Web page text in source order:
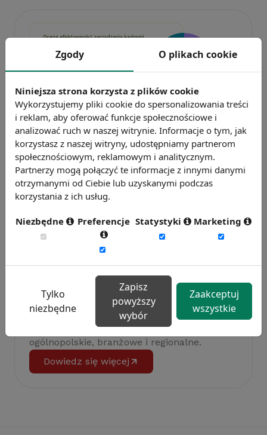
Badanie wskaźnikiHR 2026
Zmierz 59 wskaźników efektywności
personalnej, w tym absencję, fluktuację i
efektywność pracy.
Weź udział w badaniu
Badanie satysfakcji w Twojej firmie
13 wymiarów oceny, aktualne benchmarki
ogólnopolskie, branżowe i regionalne.
Dowiedz się więcej
Zgody O plikach cookie
Niniejsza strona korzysta z plików cookie
Wykorzystujemy pliki cookie do spersonalizowania treści
i reklam, aby oferować funkcje społecznościowe i
analizować ruch w naszej witrynie. Informacje o tym, jak
korzystasz z naszej witryny, udostępniamy partnerom
społecznościowym, reklamowym i analitycznym.
Partnerzy mogą połączyć te informacje z innymi danymi
otrzymanymi od Ciebie lub uzyskanymi podczas
korzystania z ich usług.
Niezbędne Preferencje Statystyki Marketing
Tylko
niezbędne
Zapisz
powyższy
wybór
Zaakceptuj
wszystkie